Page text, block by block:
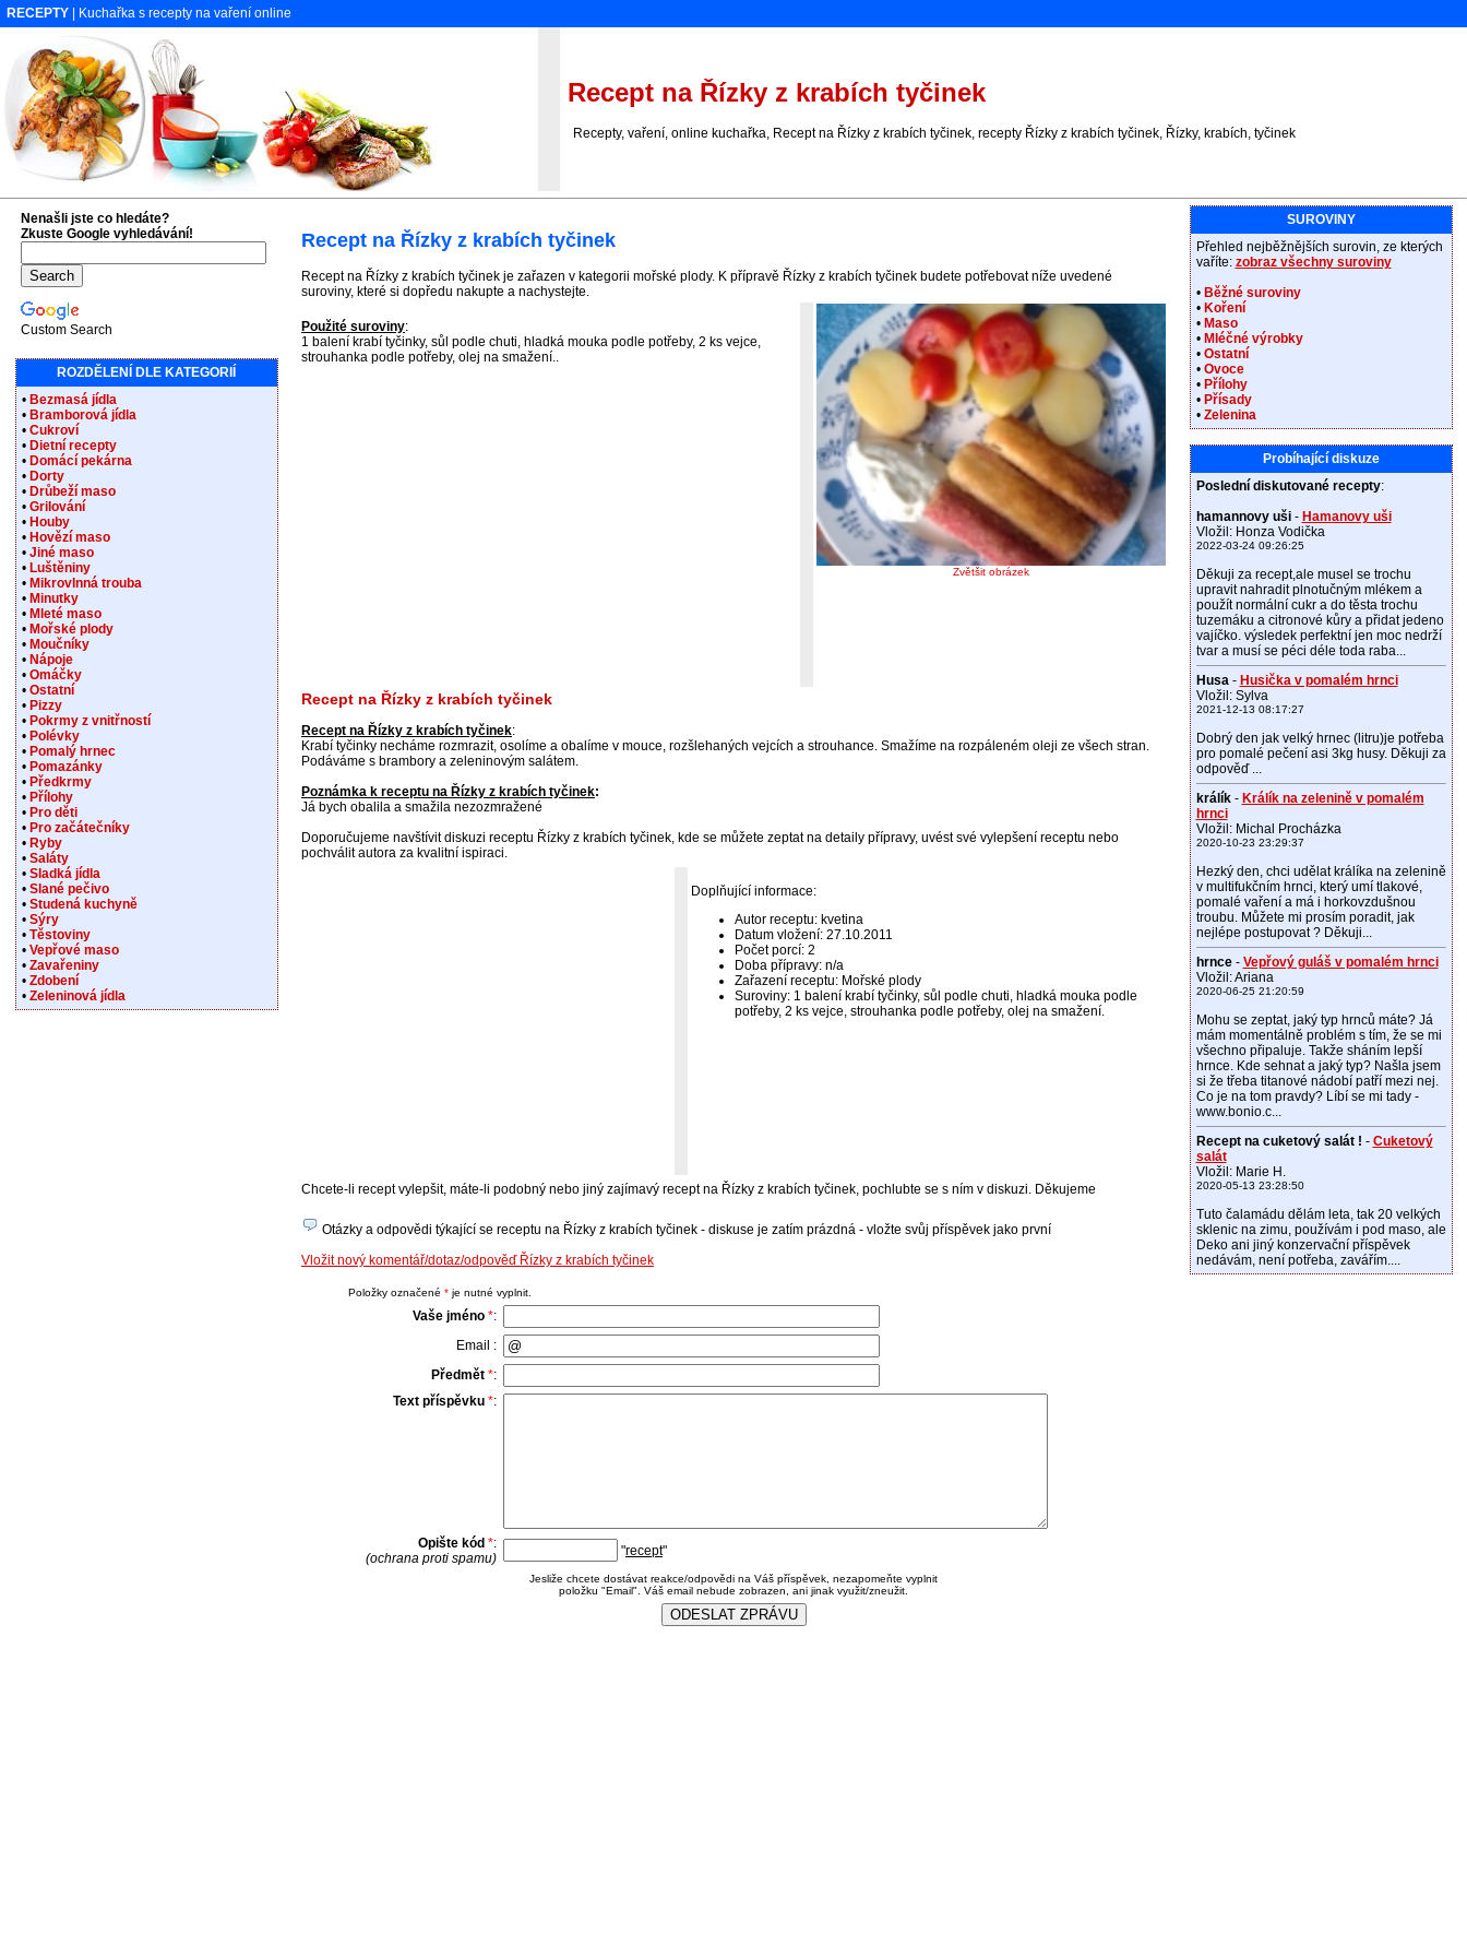
RECEPTY | Kuchařka s recepty na vaření online
Recept na Řízky z krabích tyčinek
Recepty, vaření, online kuchařka, Recept na Řízky z krabích tyčinek, recepty Řízky z krabích tyčinek, Řízky, krabích, tyčinek
Recept na Řízky z krabích tyčinek
Recept na Řízky z krabích tyčinek je zařazen v kategorii mořské plody. K přípravě Řízky z krabích tyčinek budete potřebovat níže uvedené
suroviny, které si dopředu nakupte a nachystejte.
Použité suroviny:
1 balení krabí tyčinky, sůl podle chuti, hladká mouka podle potřeby, 2 ks vejce,
strouhanka podle potřeby, olej na smažení..
Zvětšit obrázek
Recept na Řízky z krabích tyčinek
Recept na Řízky z krabích tyčinek:
Krabí tyčinky necháme rozmrazit, osolíme a obalíme v mouce, rozšlehaných vejcích a strouhance. Smažíme na rozpáleném oleji ze všech stran.
Podáváme s brambory a zeleninovým salátem.
Poznámka k receptu na Řízky z krabích tyčinek:
Já bych obalila a smažila nezozmražené
Doporučujeme navštívit diskuzi receptu Řízky z krabích tyčinek, kde se můžete zeptat na detaily přípravy, uvést své vylepšení receptu nebo
pochválit autora za kvalitní ispiraci.
Doplňující informace:
Autor receptu: kvetina
Datum vložení: 27.10.2011
Počet porcí: 2
Doba přípravy: n/a
Zařazení receptu: Mořské plody
Suroviny: 1 balení krabí tyčinky, sůl podle chuti, hladká mouka podle
potřeby, 2 ks vejce, strouhanka podle potřeby, olej na smažení.
Chcete-li recept vylepšit, máte-li podobný nebo jiný zajímavý recept na Řízky z krabích tyčinek, pochlubte se s ním v diskuzi. Děkujeme
Otázky a odpovědi týkající se receptu na Řízky z krabích tyčinek - diskuse je zatím prázdná - vložte svůj příspěvek jako první
Vložit nový komentář/dotaz/odpověď Řízky z krabích tyčinek
Položky označené * je nutné vyplnit.
Vaše jméno *:
Email :
Předmět *:
Text příspěvku *:
Opište kód *:
(ochrana proti spamu)
"recept"
Jesliže chcete dostávat reakce/odpovědi na Váš příspěvek, nezapomeňte vyplnit
položku "Email". Váš email nebude zobrazen, ani jinak využit/zneužit.
Nenašli jste co hledáte?
Zkuste Google vyhledávání!
Custom Search
ROZDĚLENÍ DLE KATEGORIÍ
• Bezmasá jídla
• Bramborová jídla
• Cukroví
• Dietní recepty
• Domácí pekárna
• Dorty
• Drůbeží maso
• Grilování
• Houby
• Hovězí maso
• Jiné maso
• Luštěniny
• Mikrovlnná trouba
• Minutky
• Mleté maso
• Mořské plody
• Moučníky
• Nápoje
• Omáčky
• Ostatní
• Pizzy
• Pokrmy z vnitřností
• Polévky
• Pomalý hrnec
• Pomazánky
• Předkrmy
• Přílohy
• Pro děti
• Pro začátečníky
• Ryby
• Saláty
• Sladká jídla
• Slané pečivo
• Studená kuchyně
• Sýry
• Těstoviny
• Vepřové maso
• Zavařeniny
• Zdobení
• Zeleninová jídla
SUROVINY
Přehled nejběžnějších surovin, ze kterých
vaříte: zobraz všechny suroviny
• Běžné suroviny
• Koření
• Maso
• Mléčné výrobky
• Ostatní
• Ovoce
• Přílohy
• Přísady
• Zelenina
Probíhající diskuze
Poslední diskutované recepty:
hamannovy uši- Hamanovy uši
Vložil: Honza Vodička
2022-03-24 09:26:25
Děkuji za recept,ale musel se trochu
upravit nahradit plnotučným mlékem a
použít normální cukr a do těsta trochu
tuzemáku a citronové kůry a přidat jedeno
vajíčko. výsledek perfektní jen moc nedrží
tvar a musí se péci déle toda raba...
Husa- Husička v pomalém hrnci
Vložil: Sylva
2021-12-13 08:17:27
Dobrý den jak velký hrnec (litru)je potřeba
pro pomalé pečení asi 3kg husy. Děkuji za
odpověď ...
králík- Králík na zelenině v pomalém
hrnci
Vložil: Michal Procházka
2020-10-23 23:29:37
Hezký den, chci udělat králíka na zelenině
v multifukčním hrnci, který umí tlakové,
pomalé vaření a má i horkovzdušnou
troubu. Můžete mi prosím poradit, jak
nejlépe postupovat ? Děkuji...
hrnce- Vepřový guláš v pomalém hrnci
Vložil: Ariana
2020-06-25 21:20:59
Mohu se zeptat, jaký typ hrnců máte? Já
mám momentálně problém s tím, že se mi
všechno připaluje. Takže sháním lepší
hrnce. Kde sehnat a jaký typ? Našla jsem
si že třeba titanové nádobí patří mezi nej.
Co je na tom pravdy? Líbí se mi tady -
www.bonio.c...
Recept na cuketový salát ! - Cuketový
salát
Vložil: Marie H.
2020-05-13 23:28:50
Tuto čalamádu dělám leta, tak 20 velkých
sklenic na zimu, používám i pod maso, ale
Deko ani jiný konzervační příspěvek
nedávám, není potřeba, zavářím....